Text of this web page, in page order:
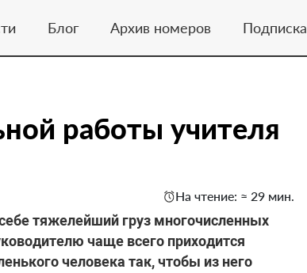
Блог Архив номеров Подписка
работы учителя
На чтение: ≈ 29 мин.
тяжелейший груз многочисленных
чаще всего приходится
человека так, чтобы из него